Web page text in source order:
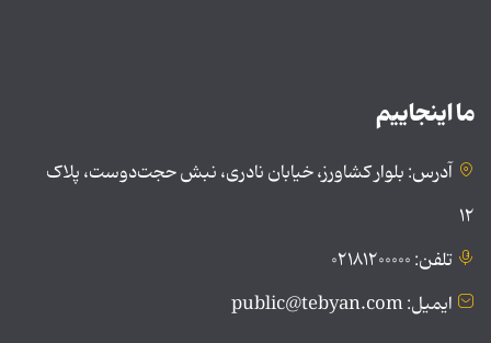
ما اینجاییم
آدرس: بلوار کشاورز، خیابان نادری، نبش حجت‌دوست، پلاک
۱۲
تلفن: ۰۲۱۸۱۲۰۰۰۰۰
ایمیل: public@tebyan.com